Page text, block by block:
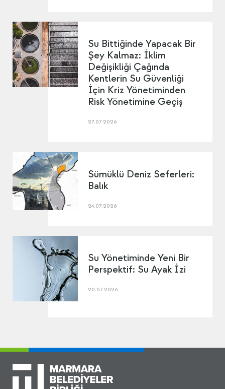
Su Bittiğinde Yapacak Bir
Şey Kalmaz: İklim
Değişikliği Çağında
Kentlerin Su Güvenliği
İçin Kriz Yönetiminden
Risk Yönetimine Geçiş
27.07.2026
Sümüklü Deniz Seferleri:
Balık
24.07.2026
Su Yönetiminde Yeni Bir
Perspektif: Su Ayak İzi
20.07.2026